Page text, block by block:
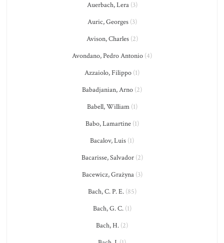
Auerbach, Lera(3)
Auric, Georges(3)
Avison, Charles(2)
Avondano, Pedro Antonio (4)
Azzaiolo, Filippo (1)
Babadjanian, Arno (2)
Babell, William(1)
Babo, Lamartine(1)
Bacalov, Luis (1)
Bacarisse, Salvador(2)
Bacewicz, Grażyna(3)
Bach, C. P. E.(85)
Bach, G. C.(1)
Bach, H. (2)